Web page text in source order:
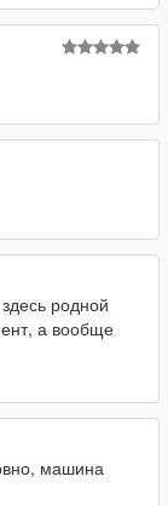
родной
а вообще
машина